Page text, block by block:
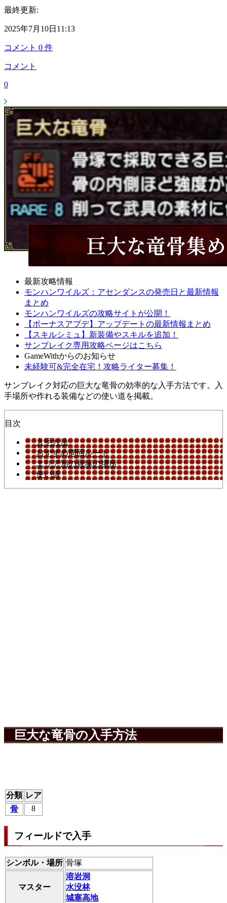
最終更新:
2025年7月10日11:13
コメント 0 件
コメント
0
最新攻略情報
モンハンワイルズ：アセンダンスの発売日と最新情報
まとめ
モンハンワイルズの攻略サイトが公開！
【ボーナスアプデ】アップデートの最新情報まとめ
【スキルシミュ】新装備やスキルを追加！
サンブレイク専用攻略ページはこちら
GameWithからのお知らせ
未経験可&完全在宅！攻略ライター募集！
サンブレイク対応の巨大な竜骨の効率的な入手方法です。入
手場所や作れる装備などの使い道を掲載。
目次
入手方法
おすすめ周回ルート
エリア別の骨塚の場所
使い道
巨大な竜骨の入手方法
分類 レア
骨
8
フィールドで入手
シンボル・場所 骨塚
マスター
溶岩洞
水没林
城塞高地